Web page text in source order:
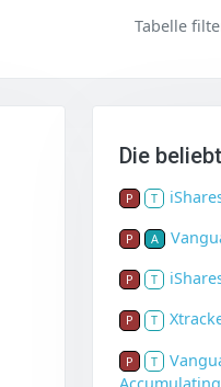
Tabelle
Die
P T
P A
P T
P T
P T
Accumulating